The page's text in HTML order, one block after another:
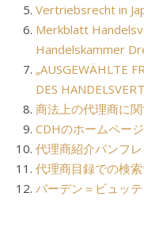
Vertriebsrecht in
Merkblatt
Handelskammer
„AUSGEWÄHLTE
DES
商法上の代理商に
CDHのホームページ
代理商紹介パンフレ
代理商目録での検索
バーデン＝ビュッ